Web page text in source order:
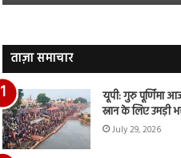
जारी,
ताज़ा समाचार
यूपी: गुरु पूर्णिमा
स्नान के लिए उमड़ी
July 29, 2026